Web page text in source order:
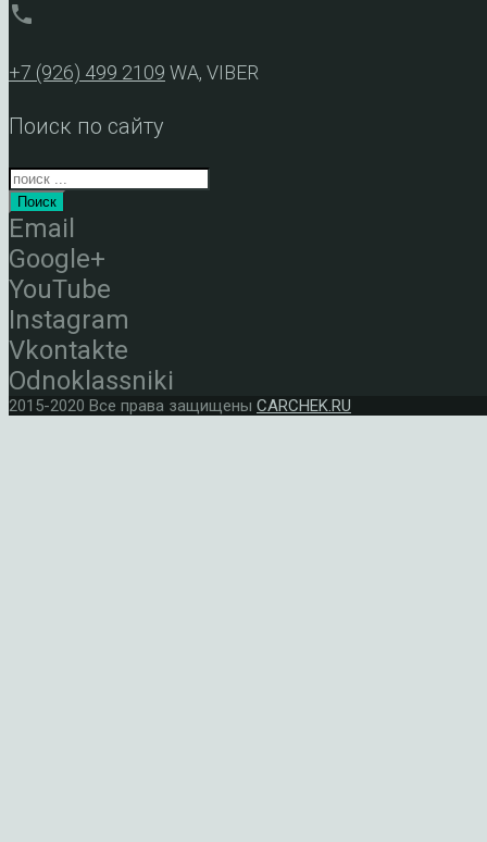
phone
+7 (926) 499 2109 WA, VIBER
Поиск по сайту
Поиск
Email
Google+
YouTube
Instagram
Vkontakte
Odnoklassniki
2015-2020 Все права защищены CARCHEK.RU